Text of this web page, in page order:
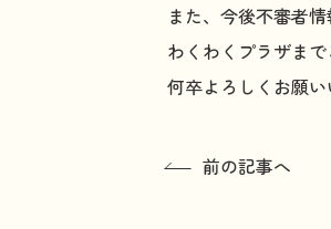
また、今後不審者情
わくわくプラザま
何卒よろしくお願い
前の記事へ